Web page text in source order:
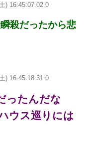
) 16:45:07.02 0
殺だったから悲
) 16:45:18.31 0
ったんだな
ウス巡りには